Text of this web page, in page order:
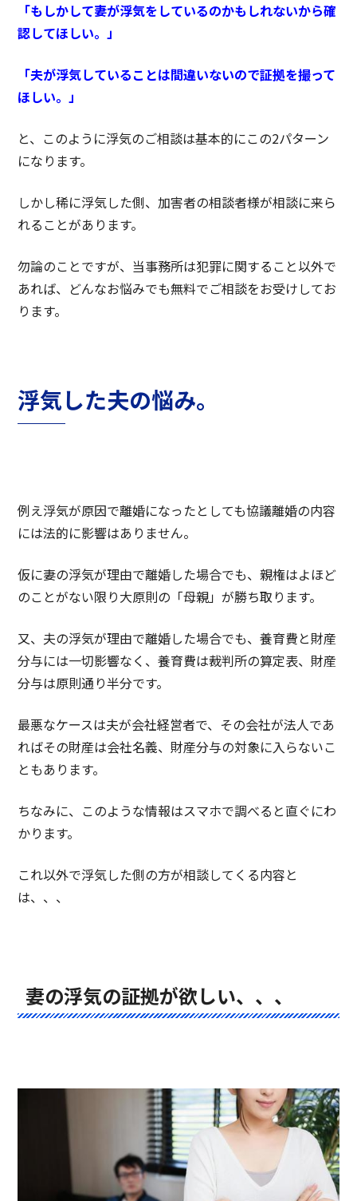
「もしかして妻が浮気をしているのかもしれないから確
認してほしい。」
「夫が浮気していることは間違いないので証拠を撮って
ほしい。」
と、このように浮気のご相談は基本的にこの2パターン
になります。
しかし稀に浮気した側、加害者の相談者様が相談に来ら
れることがあります。
勿論のことですが、当事務所は犯罪に関すること以外で
あれば、どんなお悩みでも無料でご相談をお受けしてお
ります。
浮気した夫の悩み。
例え浮気が原因で離婚になったとしても協議離婚の内容
には法的に影響はありません。
仮に妻の浮気が理由で離婚した場合でも、親権はよほど
のことがない限り大原則の「母親」が勝ち取ります。
又、夫の浮気が理由で離婚した場合でも、養育費と財産
分与には一切影響なく、養育費は裁判所の算定表、財産
分与は原則通り半分です。
最悪なケースは夫が会社経営者で、その会社が法人であ
ればその財産は会社名義、財産分与の対象に入らないこ
ともあります。
ちなみに、このような情報はスマホで調べると直ぐにわ
かります。
これ以外で浮気した側の方が相談してくる内容と
は、、、
妻の浮気の証拠が欲しい、、、